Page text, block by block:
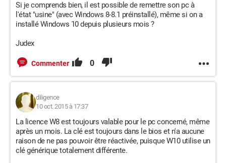
Si je comprends bien, il est possible de remettre son pc à
l'état "usine" (avec Windows 8-8.1 préinstallé), même si on a
installé Windows 10 depuis plusieurs mois ?
Judex
Commenter 0
diligence
10 oct. 2015 à 17:37
La licence W8 est toujours valable pour le pc concerné, même
après un mois. La clé est toujours dans le bios et n'a aucune
raison de ne pas pouvoir être réactivée, puisque W10 utilise un
clé générique totalement différente.